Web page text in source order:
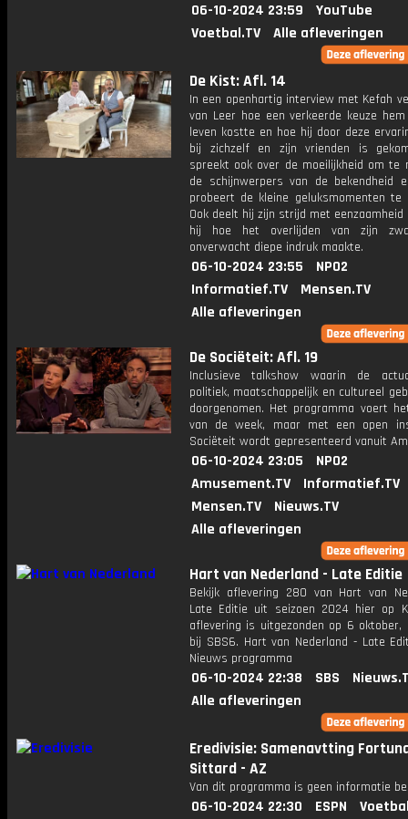
06-10-2024 23:59
YouTube
Voetbal.TV
Alle afleveringen
De Kist: Afl. 14
In een openhartig interview met Kefah
van Leer hoe een verkeerde keuze
leven kostte en hoe hij door deze
bij zichzelf en zijn vrienden is
spreekt ook over de moeilijkheid om te
de schijnwerpers van de bekendheid
probeert de kleine geluksmomenten te
Ook deelt hij zijn strijd met
hij hoe het overlijden van zijn
onverwacht diepe indruk maakte.
06-10-2024 23:55
NPO2
Informatief.TV
Mensen.TV
Alle afleveringen
De Sociëteit: Afl. 19
Inclusieve talkshow waarin de
politiek, maatschappelijk en cultureel
doorgenomen. Het programma voert
van de week, maar met een open
Sociëteit wordt gepresenteerd vanuit
06-10-2024 23:05
NPO2
Amusement.TV
Informatief.TV
Mensen.TV
Nieuws.TV
Alle afleveringen
Hart van Nederland - Late Editie
Bekijk aflevering 280 van Hart van
Late Editie uit seizoen 2024 hier op
aflevering is uitgezonden op 6 oktober,
bij SBS6. Hart van Nederland - Late
Nieuws programma
06-10-2024 22:38 SBS
Alle afleveringen
Eredivisie: Samenavtting
Sittard - AZ
Van dit programma is geen informatie
06-10-2024 22:30 ESPN